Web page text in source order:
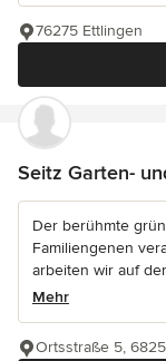
76275 Ettlingen
Seitz Garten-
Der berühmte
Familiengenen
arbeiten wir auf
Mehr
Ortsstraße 5,